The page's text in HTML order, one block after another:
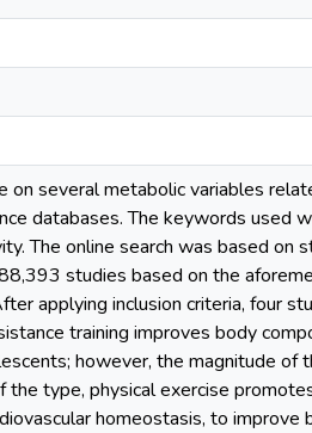
several metabolic variables
databases. The keywords used
The online search was based on
studies based on the
applying inclusion criteria, four
training improves body
however, the magnitude of
type, physical exercise
homeostasis, to improve